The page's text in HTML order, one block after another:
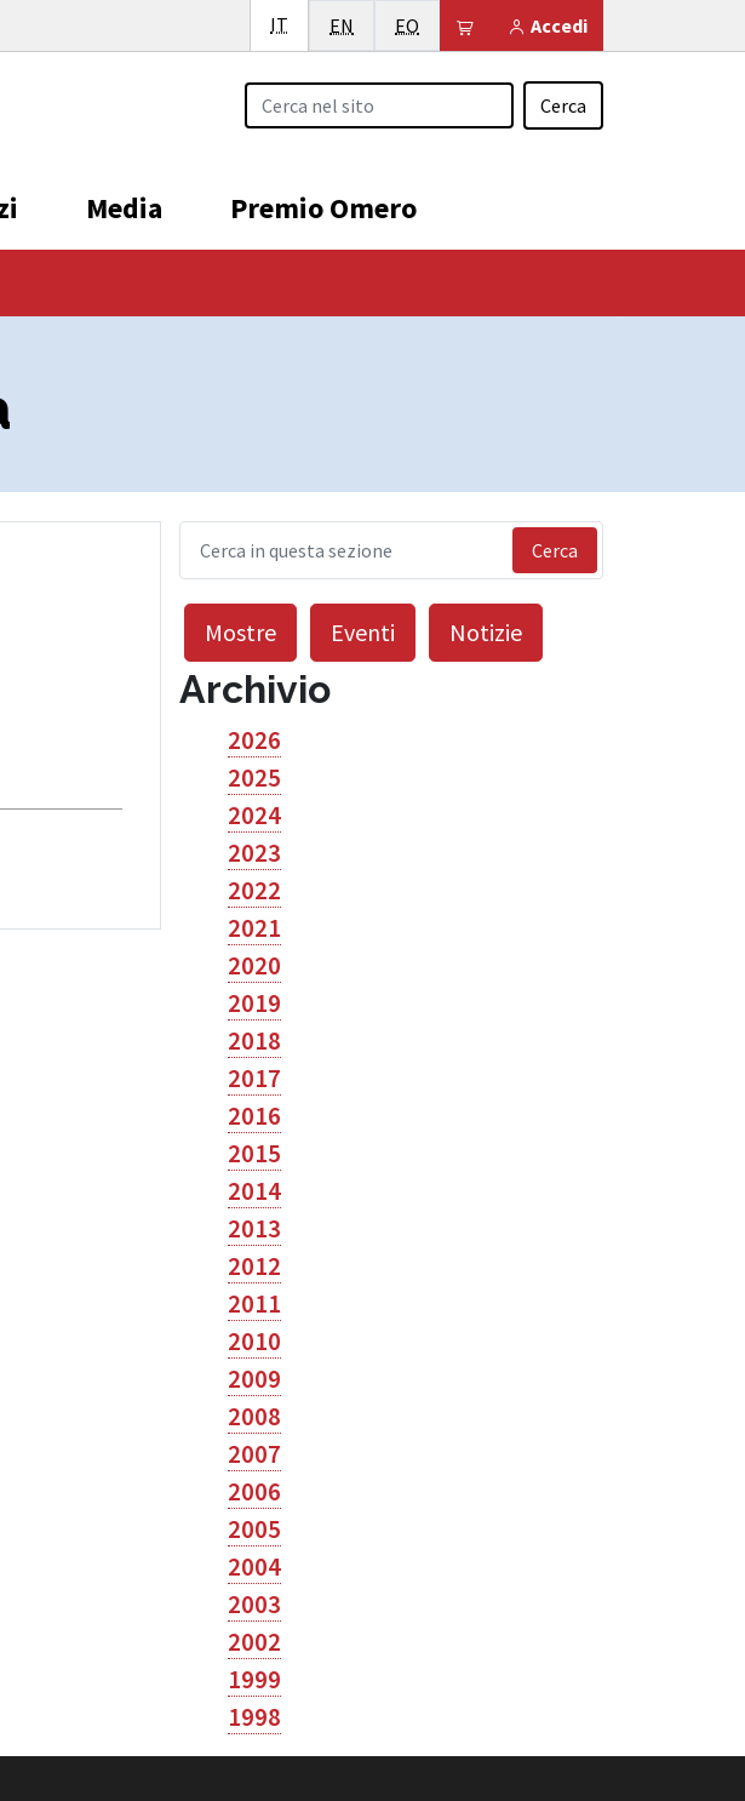
Accedi
Il tuo carrello è vuoto
IT Italiano
EN English
EO Esperanto
Cerca
Media Premio Omero
Cerca
Mostre Eventi Notizie
Archivio
2026
2025
2024
2023
2022
2021
2020
2019
2018
2017
2016
2015
2014
2013
2012
2011
2010
2009
2008
2007
2006
2005
2004
2003
2002
1999
1998